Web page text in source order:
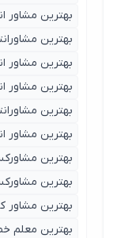
بهترین مشاور
بهترین
بهترین مشاور
بهترین مشاور
بهترین
بهترین مشاور
بهترین
بهترین
بهترین مشاور
بهترین معلم